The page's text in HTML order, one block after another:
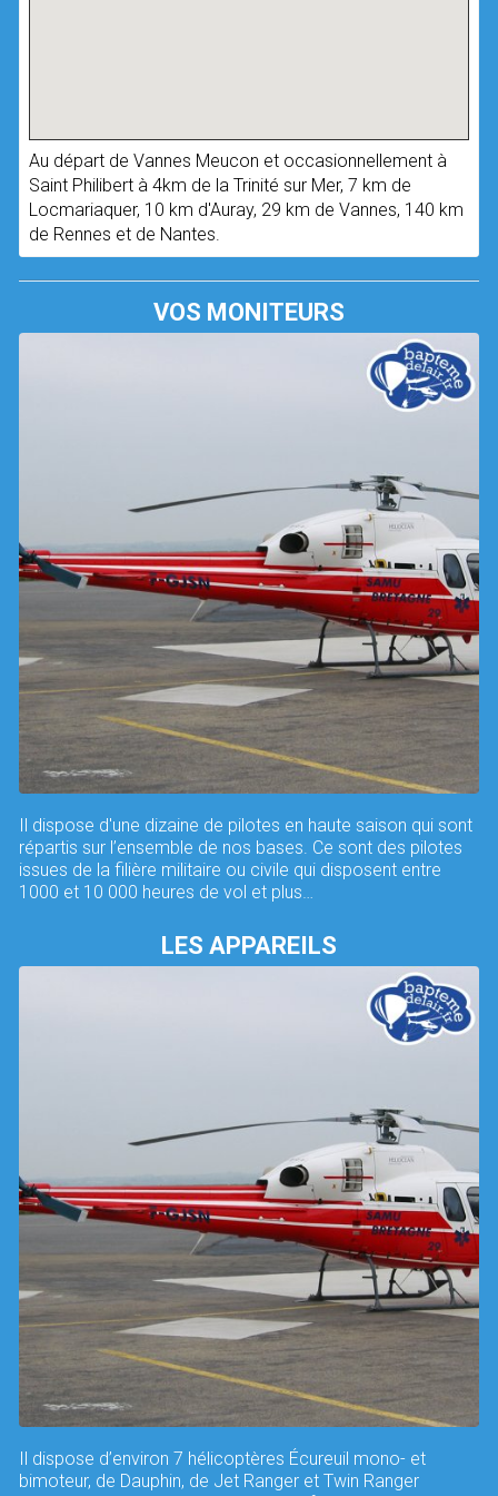
Au départ de Vannes Meucon et occasionnellement à
Saint Philibert à 4km de la Trinité sur Mer, 7 km de
Locmariaquer, 10 km d'Auray, 29 km de Vannes, 140 km
de Rennes et de Nantes.
VOS MONITEURS
Il dispose d'une dizaine de pilotes en haute saison qui sont
répartis sur l’ensemble de nos bases. Ce sont des pilotes
issues de la filière militaire ou civile qui disposent entre
1000 et 10 000 heures de vol et plus…
LES APPAREILS
Il dispose d’environ 7 hélicoptères Écureuil mono- et
bimoteur, de Dauphin, de Jet Ranger et Twin Ranger